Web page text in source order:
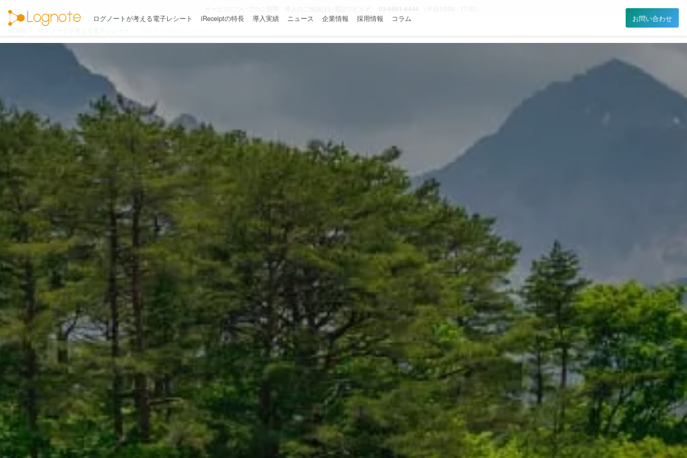
ログノートが考える電子レシート iReceiptの特長 導入実績 ニュース 企業情報 採用情報 コラム お問い合わせ
HOME ログノートが考える電子レシート